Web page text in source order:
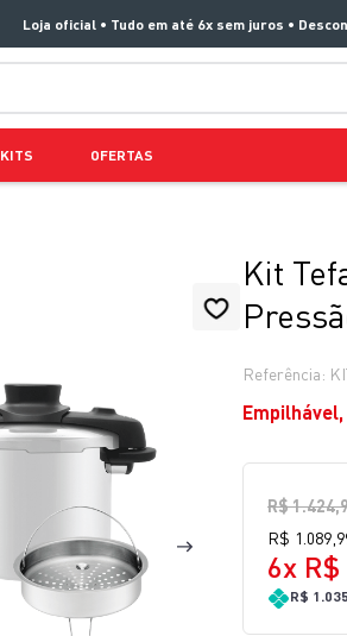
Loja oficial • Tudo em até 6x sem juros •
KITS OFERTAS
Kit
Referência:
R$1.424,
R$ 1 .089
6x R$
R$
6º
aspirador x-force 9 60
7º
jogo panelas rochedo stone pro
vaporizador pure pop
clipso vermelha
10º lightmix